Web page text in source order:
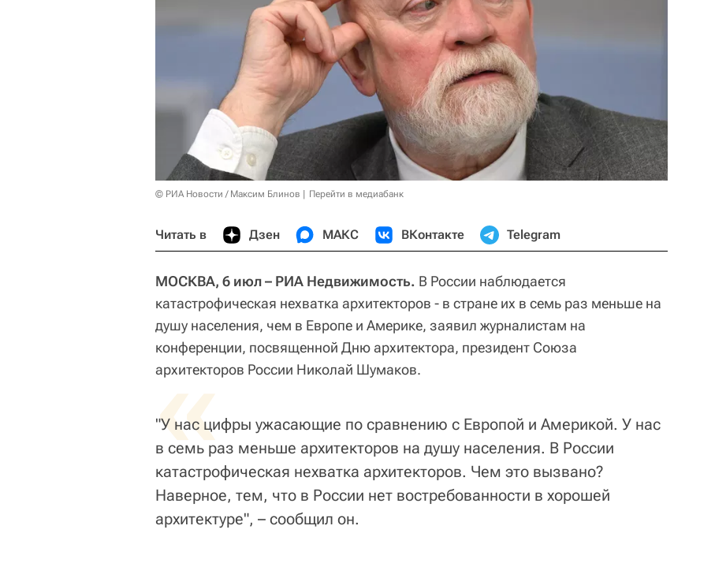
© РИА Новости / Максим Блинов Перейти в медиабанк
Читать в Дзен МАКС ВКонтакте Telegram
МОСКВА, 6 июл – РИА Недвижимость. В России наблюдается
катастрофическая нехватка архитекторов - в стране их в семь раз меньше на
душу населения, чем в Европе и Америке, заявил журналистам на
конференции, посвященной Дню архитектора, президент Союза
архитекторов России Николай Шумаков.
«
"У нас цифры ужасающие по сравнению с Европой и Америкой. У нас
в семь раз меньше архитекторов на душу населения. В России
катастрофическая нехватка архитекторов. Чем это вызвано?
Наверное, тем, что в России нет востребованности в хорошей
архитектуре", – сообщил он.